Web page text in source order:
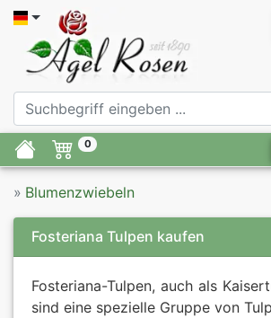
0
» Blumenzwiebeln
Fosteriana Tulpen kaufen
Fosteriana-Tulpen, auch als
sind eine spezielle Gruppe von